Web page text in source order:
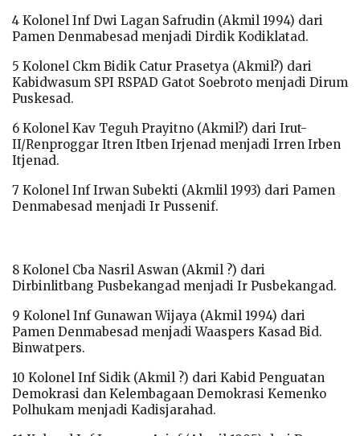
4 Kolonel Inf Dwi Lagan Safrudin (Akmil 1994) dari
Pamen Denmabesad menjadi Dirdik Kodiklatad.
5 Kolonel Ckm Bidik Catur Prasetya (Akmil?) dari
Kabidwasum SPI RSPAD Gatot Soebroto menjadi Dirum
Puskesad.
6 Kolonel Kav Teguh Prayitno (Akmil?) dari Irut-
II/Renproggar Itren Itben Irjenad menjadi Irren Irben
Itjenad.
7 Kolonel Inf Irwan Subekti (Akmlil 1993) dari Pamen
Denmabesad menjadi Ir Pussenif.
8 Kolonel Cba Nasril Aswan (Akmil ?) dari
Dirbinlitbang Pusbekangad menjadi Ir Pusbekangad.
9 Kolonel Inf Gunawan Wijaya (Akmil 1994) dari
Pamen Denmabesad menjadi Waaspers Kasad Bid.
Binwatpers.
10 Kolonel Inf Sidik (Akmil ?) dari Kabid Penguatan
Demokrasi dan Kelembagaan Demokrasi Kemenko
Polhukam menjadi Kadisjarahad.